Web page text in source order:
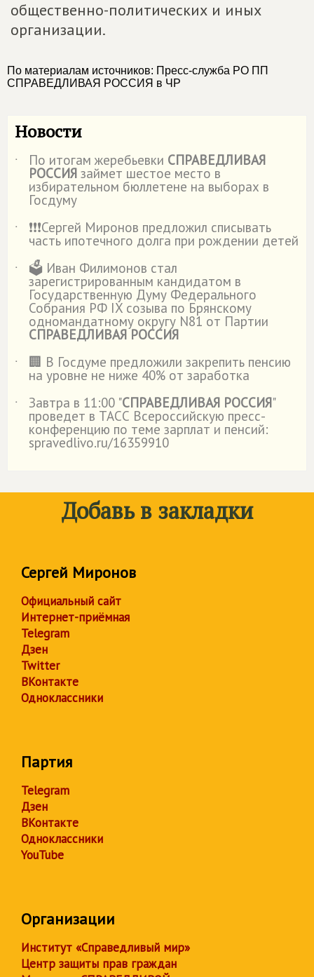
общественно-политических и иных
организации.
По материалам источников: Пресс-служба РО ПП
СПРАВЕДЛИВАЯ РОССИЯ в ЧР
Новости
˙ По итогам жеребьевки СПРАВЕДЛИВАЯ
РОССИЯ займет шестое место в
избирательном бюллетене на выборах в
Госдуму
˙
❗️❗️❗️Сергей Миронов предложил списывать
часть ипотечного долга при рождении детей
˙
🗳️ Иван Филимонов стал
зарегистрированным кандидатом в
Государственную Думу Федерального
Собрания РФ IX созыва по Брянскому
одномандатному округу N81 от Партии
СПРАВЕДЛИВАЯ РОССИЯ
˙
🏢 В Госдуме предложили закрепить пенсию
на уровне не ниже 40% от заработка
˙
Завтра в 11:00 "СПРАВЕДЛИВАЯ РОССИЯ"
проведет в ТАСС Всероссийскую пресс-
конференцию по теме зарплат и пенсий:
spravedlivo.ru/16359910
Добавь в закладки
Сергей Миронов
Официальный сайт
Интернет-приёмная
Telegram
Дзен
Twitter
ВКонтакте
Одноклассники
Партия
Telegram
Дзен
ВКонтакте
Одноклассники
YouTube
Организации
Институт «Справедливый мир»
Центр защиты прав граждан